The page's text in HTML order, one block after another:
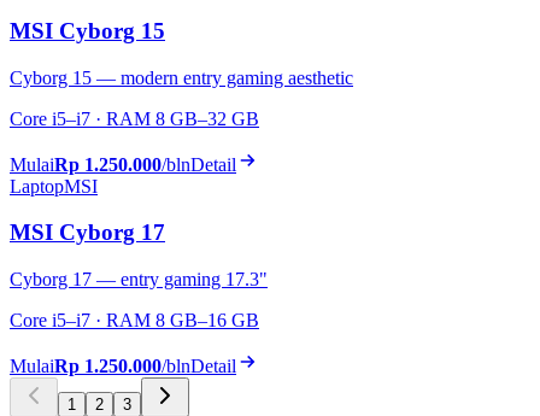
MSI Cyborg 15
Cyborg 15 — modern entry gaming aesthetic
Core i5–i7 · RAM 8 GB–32 GB
MulaiRp 1.250.000/blnDetail
LaptopMSI
MSI Cyborg 17
Cyborg 17 — entry gaming 17.3"
Core i5–i7 · RAM 8 GB–16 GB
MulaiRp 1.250.000/blnDetail
1 2 3